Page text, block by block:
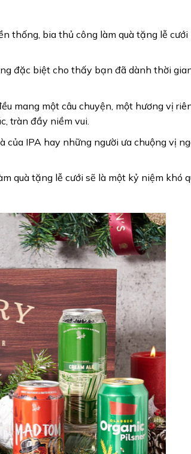
thống, bia thủ công làm quà tặng lễ cưới
đặc biệt cho thấy bạn đã dành thời
mang một câu chuyện, một hương vị
tràn đầy niềm vui.
của IPA hay những người ưa chuộng vị
quà tặng lễ cưới sẽ là một kỷ niệm khó